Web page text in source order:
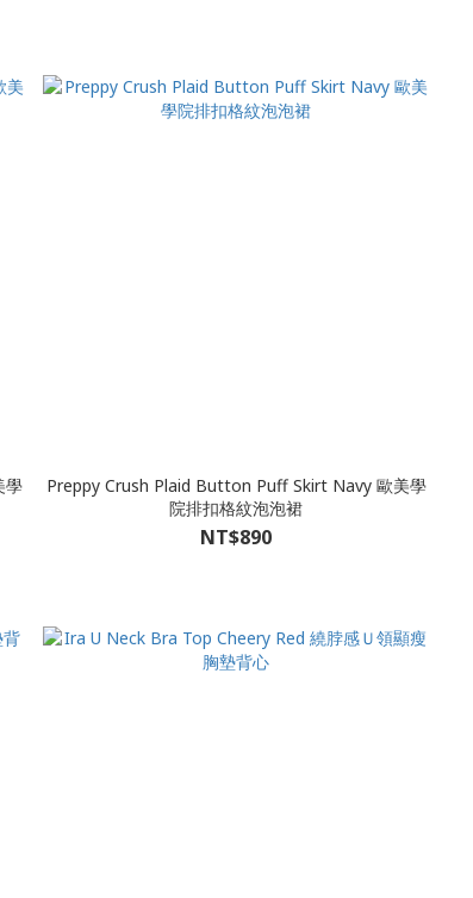
學
Preppy Crush Plaid Button Puff Skirt Navy 歐美學
院排扣格紋泡泡裙
NT$890